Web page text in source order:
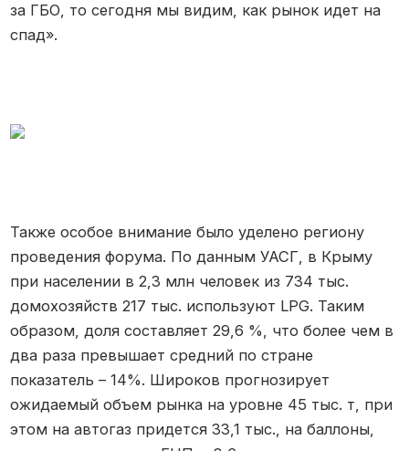
за ГБО, то сегодня мы видим, как рынок идет на
спад».
Также особое внимание было уделено региону
проведения форума. По данным УАСГ, в Крыму
при населении в 2,3 млн человек из 734 тыс.
домохозяйств 217 тыс. используют LPG. Таким
образом, доля составляет 29,6 %, что более чем в
два раза превышает средний по стране
показатель – 14%. Широков прогнозирует
ожидаемый объем рынка на уровне 45 тыс. т, при
этом на автогаз придется 33,1 тыс., на баллоны,